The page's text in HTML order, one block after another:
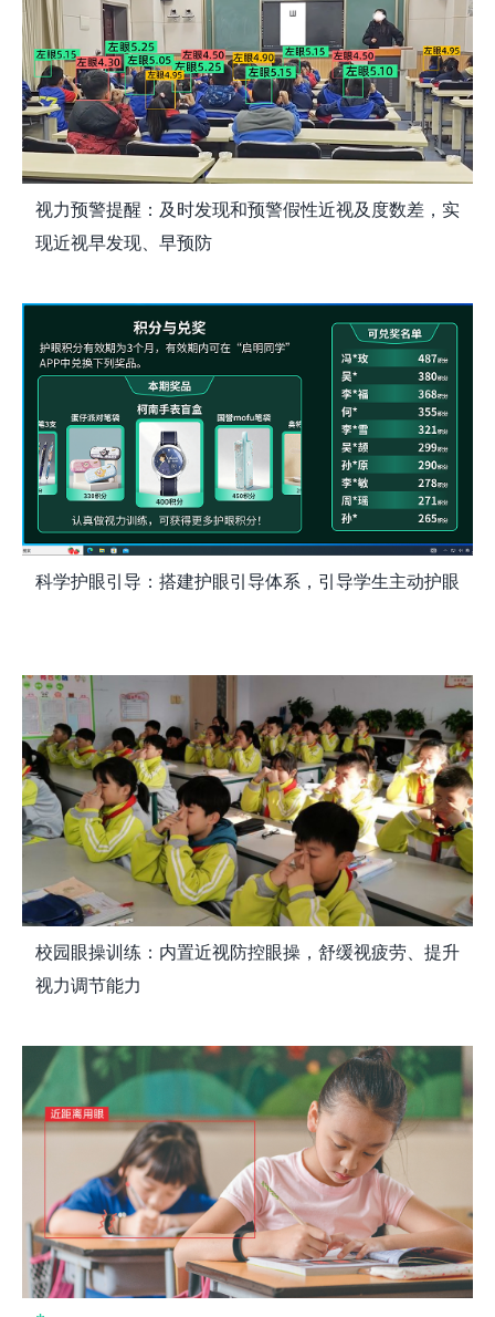
视力预警提醒：及时发现和预警假性近视及度数差，实
现近视早发现、早预防
科学护眼引导：搭建护眼引导体系，引导学生主动护眼
校园眼操训练：内置近视防控眼操，舒缓视疲劳、提升
视力调节能力